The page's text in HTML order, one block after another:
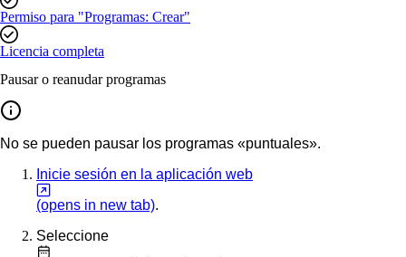
Permiso para "Programas: Crear"
Licencia completa
Pausar o reanudar programas
No se pueden pausar los programas «puntuales».
Inicie sesión en la aplicación web
(opens in new tab).
Seleccione